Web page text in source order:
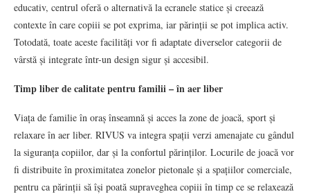
educativ, centrul oferă o alternativă la ecranele statice și creează
contexte în care copiii se pot exprima, iar părinții se pot implica activ.
Totodată, toate aceste facilități vor fi adaptate diverselor categorii de
vârstă și integrate într-un design sigur și accesibil.
Timp liber de calitate pentru familii – în aer liber
Viața de familie în oraș înseamnă și acces la zone de joacă, sport și
relaxare în aer liber. RIVUS va integra spații verzi amenajate cu gândul
la siguranța copiilor, dar și la confortul părinților. Locurile de joacă vor
fi distribuite în proximitatea zonelor pietonale și a spațiilor comerciale,
pentru ca părinții să își poată supraveghea copiii în timp ce se relaxează